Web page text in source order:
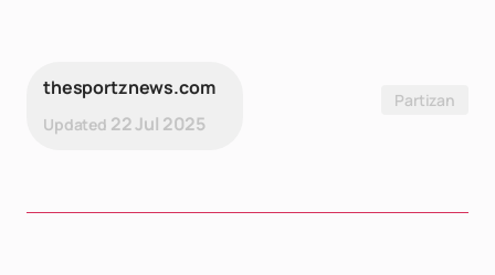
thesportznews.com
Updated 22 Jul 2025
Partizan